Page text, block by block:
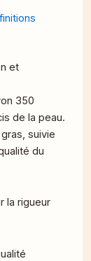
et
350
de la peau.
suivie
du
la rigueur